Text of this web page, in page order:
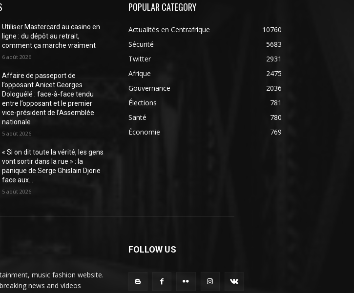
Utiliser Mastercard au casino en
ligne : du dépôt au retrait,
comment ça marche vraiment
6 août 2026
Affaire de passeport de
l’opposant Anicet Georges
Dologuélé : face-à-face tendu
entre l’opposant et le premier
vice-président de l’Assemblée
nationale
5 août 2026
« Si on dit toute la vérité, les gens
vont sortir dans la rue » : la
panique de Serge Ghislain Djorie
face aux...
5 août 2026
POPULAR CATEGORY
Actualités en Centrafrique
10760
Sécurité
5683
Twitter
2931
Afrique
2475
Gouvernance
2036
Élections
781
Santé
780
Économie
769
music fashion website.
news and videos
FOLLOW US